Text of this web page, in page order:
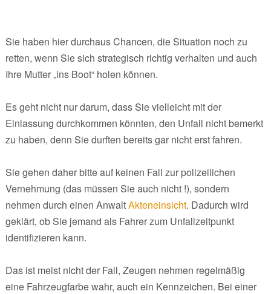
Sie haben hier durchaus Chancen, die Situation noch zu
retten, wenn Sie sich strategisch richtig verhalten und auch
Ihre Mutter „ins Boot“ holen können.
Es geht nicht nur darum, dass Sie vielleicht mit der
Einlassung durchkommen könnten, den Unfall nicht bemerkt
zu haben, denn Sie durften bereits gar nicht erst fahren.
Sie gehen daher bitte auf keinen Fall zur polizeilichen
Vernehmung (das müssen Sie auch nicht !), sondern
nehmen durch einen AnwaltAkteneinsicht. Dadurch wird
geklärt, ob Sie jemand als Fahrer zum Unfallzeitpunkt
identifizieren kann.
Das ist meist nicht der Fall, Zeugen nehmen regelmäßig
eine Fahrzeugfarbe wahr, auch ein Kennzeichen. Bei einer